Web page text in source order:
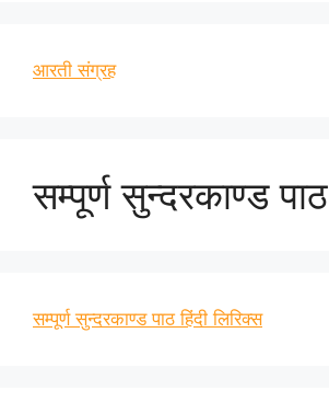
आरती संग्रह
सम्पूर्ण सुन्दरकाण्ड पाठ
सम्पूर्ण सुन्दरकाण्ड पाठ हिंदी लिरिक्स